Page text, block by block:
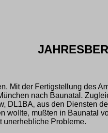
Mit der Fertigstellung des
nach Baunatal.
DL1BA, aus den Diensten
mußten in Baunatal
unerhebliche Probleme.